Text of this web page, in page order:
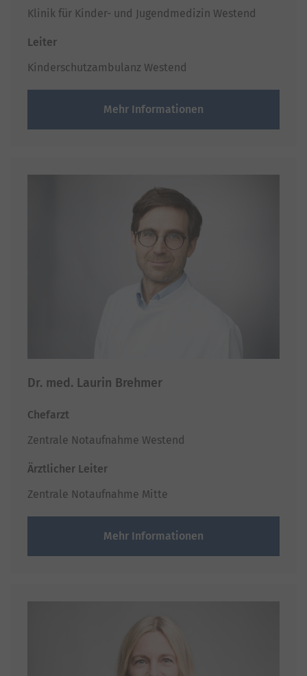
Klinik für Kinder- und Jugendmedizin Westend
Leiter
Kinderschutzambulanz Westend
Mehr Informationen
Dr. med. Laurin Brehmer
Chefarzt
Zentrale Notaufnahme Westend
Ärztlicher Leiter
Zentrale Notaufnahme Mitte
Mehr Informationen